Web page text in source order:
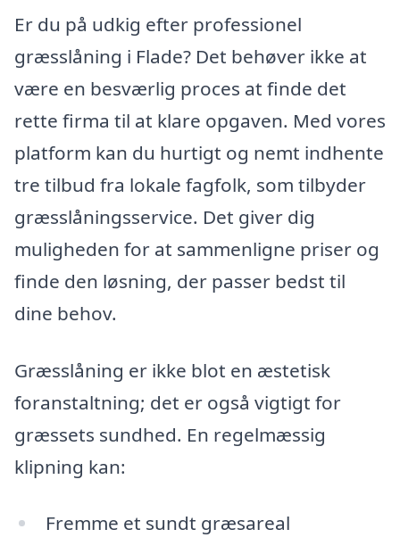
Er du på udkig efter professionel
græsslåning i Flade? Det behøver ikke at
være en besværlig proces at finde det
rette firma til at klare opgaven. Med vores
platform kan du hurtigt og nemt indhente
tre tilbud fra lokale fagfolk, som tilbyder
græsslåningsservice. Det giver dig
muligheden for at sammenligne priser og
finde den løsning, der passer bedst til
dine behov.
Græsslåning er ikke blot en æstetisk
foranstaltning; det er også vigtigt for
græssets sundhed. En regelmæssig
klipning kan:
Fremme et sundt græsareal